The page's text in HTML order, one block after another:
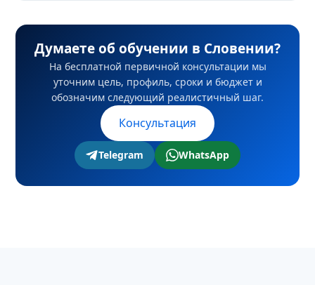
Условия ВНЖ, налоги и допустимый
формат работы нужно оформить до выхода
на работу.
Думаете об обучении в Словении?
На бесплатной первичной консультации мы
уточним цель, профиль, сроки и бюджет и
обозначим следующий реалистичный шаг.
Консультация
Telegram WhatsApp